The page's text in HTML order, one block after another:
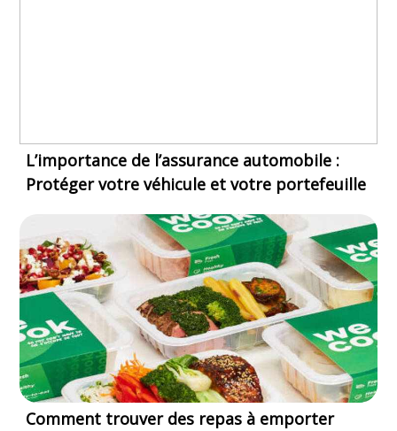
L’importance de l’assurance automobile :
Protéger votre véhicule et votre portefeuille
Comment trouver des repas à emporter